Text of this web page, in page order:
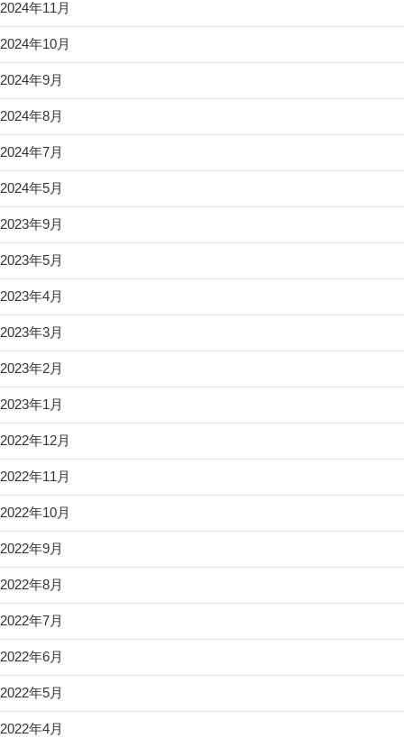
2024年11月
2024年10月
2024年9月
2024年8月
2024年7月
2024年5月
2023年9月
2023年5月
2023年4月
2023年3月
2023年2月
2023年1月
2022年12月
2022年11月
2022年10月
2022年9月
2022年8月
2022年7月
2022年6月
2022年5月
2022年4月